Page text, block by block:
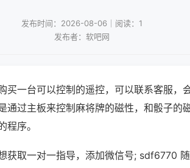
发布时间：2026-08-06｜阅读：1
发布者：软吧网
买一台可以控制的遥控，可以联系客服，
通过主板来控制麻将牌的磁性，和骰子的
序。
获取一对一指导，添加微信号; sdf6770 随